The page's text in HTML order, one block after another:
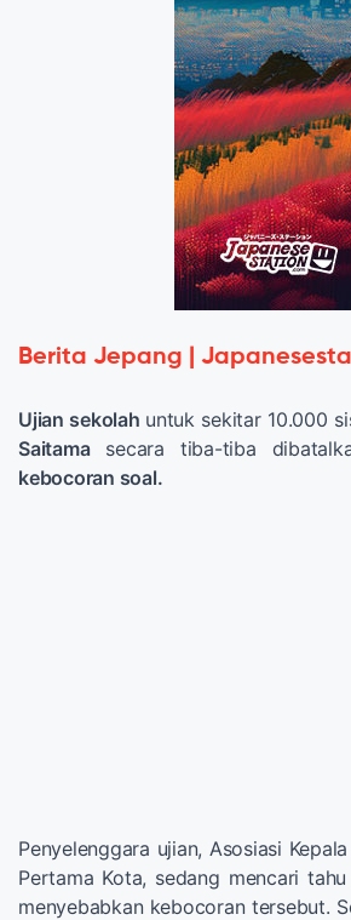
Berita Jepang |
Ujian sekolah untuk sekitar 10.000
Saitamasecara tiba-tiba
kebocoran soal.
Penyelenggara ujian, Asosiasi
Pertama Kota, sedang mencari
menyebabkan kebocoran tersebut.